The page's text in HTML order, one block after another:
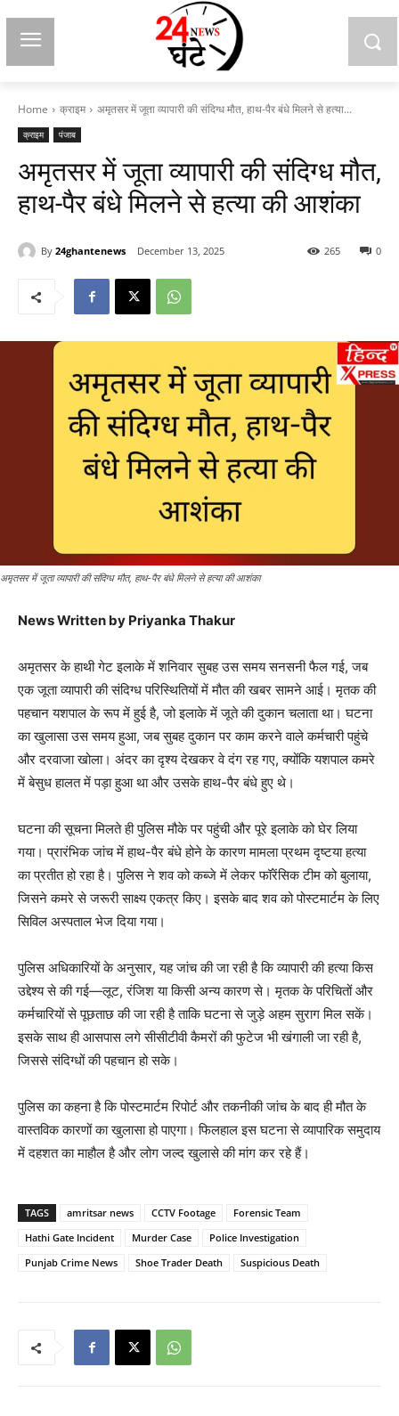
Home क्राइम अमृतसर में जूता व्यापारी की संदिग्ध मौत, हाथ-पैर बंधे मिलने से हत्या...
क्राइम पंजाब
अमृतसर में जूता व्यापारी की संदिग्ध मौत,
हाथ-पैर बंधे मिलने से हत्या की आशंका
By 24ghantenews December 13, 2025 0
265
अमृतसर में जूता व्यापारी की संदिग्ध मौत, हाथ-पैर बंधे मिलने से हत्या की आशंका
News Written by Priyanka Thakur
अमृतसर के हाथी गेट इलाके में शनिवार सुबह उस समय सनसनी फैल गई, जब
एक जूता व्यापारी की संदिग्ध परिस्थितियों में मौत की खबर सामने आई। मृतक की
पहचान यशपाल के रूप में हुई है, जो इलाके में जूते की दुकान चलाता था। घटना
का खुलासा उस समय हुआ, जब सुबह दुकान पर काम करने वाले कर्मचारी पहुंचे
और दरवाजा खोला। अंदर का दृश्य देखकर वे दंग रह गए, क्योंकि यशपाल कमरे
में बेसुध हालत में पड़ा हुआ था और उसके हाथ-पैर बंधे हुए थे।
घटना की सूचना मिलते ही पुलिस मौके पर पहुंची और पूरे इलाके को घेर लिया
गया। प्रारंभिक जांच में हाथ-पैर बंधे होने के कारण मामला प्रथम दृष्टया हत्या
का प्रतीत हो रहा है। पुलिस ने शव को कब्जे में लेकर फॉरेंसिक टीम को बुलाया,
जिसने कमरे से जरूरी साक्ष्य एकत्र किए। इसके बाद शव को पोस्टमार्टम के लिए
सिविल अस्पताल भेज दिया गया।
पुलिस अधिकारियों के अनुसार, यह जांच की जा रही है कि व्यापारी की हत्या किस
उद्देश्य से की गई—लूट, रंजिश या किसी अन्य कारण से। मृतक के परिचितों और
कर्मचारियों से पूछताछ की जा रही है ताकि घटना से जुड़े अहम सुराग मिल सकें।
इसके साथ ही आसपास लगे सीसीटीवी कैमरों की फुटेज भी खंगाली जा रही है,
जिससे संदिग्धों की पहचान हो सके।
पुलिस का कहना है कि पोस्टमार्टम रिपोर्ट और तकनीकी जांच के बाद ही मौत के
वास्तविक कारणों का खुलासा हो पाएगा। फिलहाल इस घटना से व्यापारिक समुदाय
में दहशत का माहौल है और लोग जल्द खुलासे की मांग कर रहे हैं।
TAGS amritsar news CCTV Footage
Forensic Team
Hathi Gate Incident
Murder Case
Police Investigation
Punjab Crime News
Shoe Trader Death Suspicious Death